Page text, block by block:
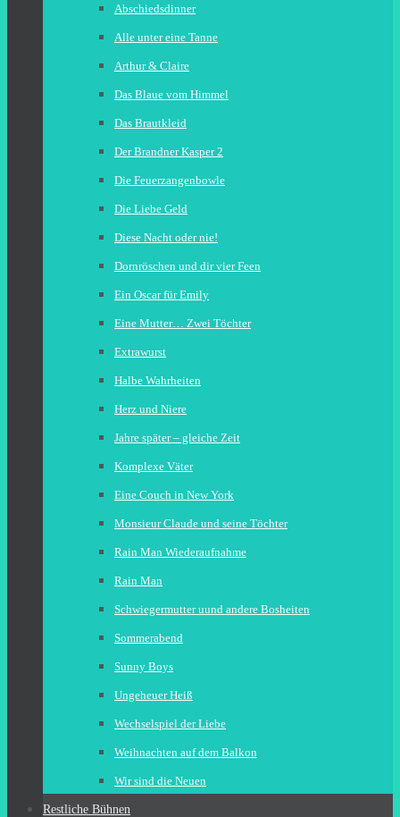
Abschiedsdinner
Alle unter eine Tanne
Arthur & Claire
Das Blaue vom Himmel
Das Brautkleid
Der Brandner Kasper 2
Die Feuerzangenbowle
Die Liebe Geld
Diese Nacht oder nie!
Dornröschen und dir vier Feen
Ein Oscar für Emily
Eine Mutter… Zwei Töchter
Extrawurst
Halbe Wahrheiten
Herz und Niere
Jahre später – gleiche Zeit
Komplexe Väter
Eine Couch in New York
Monsieur Claude und seine Töchter
Rain Man Wiederaufnahme
Rain Man
Schwiegermutter uund andere Bosheiten
Sommerabend
Sunny Boys
Ungeheuer Heiß
Wechselspiel der Liebe
Weihnachten auf dem Balkon
Wir sind die Neuen
Restliche Bühnen